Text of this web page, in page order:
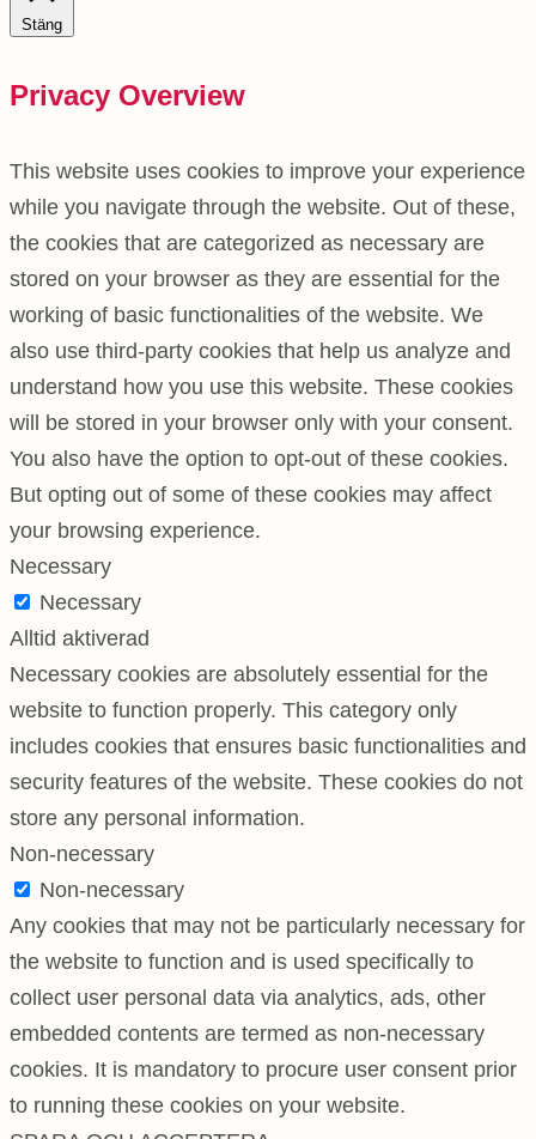
Stäng
Privacy Overview
This website uses cookies to improve your experience
while you navigate through the website. Out of these,
the cookies that are categorized as necessary are
stored on your browser as they are essential for the
working of basic functionalities of the website. We
also use third-party cookies that help us analyze and
understand how you use this website. These cookies
will be stored in your browser only with your consent.
You also have the option to opt-out of these cookies.
But opting out of some of these cookies may affect
your browsing experience.
Necessary
Necessary
Alltid aktiverad
Necessary cookies are absolutely essential for the
website to function properly. This category only
includes cookies that ensures basic functionalities and
security features of the website. These cookies do not
store any personal information.
Non-necessary
Non-necessary
Any cookies that may not be particularly necessary for
the website to function and is used specifically to
collect user personal data via analytics, ads, other
embedded contents are termed as non-necessary
cookies. It is mandatory to procure user consent prior
to running these cookies on your website.